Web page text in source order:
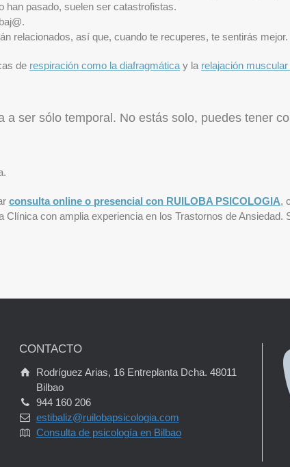
han pasado, suelen ser catastrofistas.
relacionados, así que, cuando te recuperes, te sentirás mejor.
de respiración como la diafragmática y la relajación
a ser sólo temporal. No estás solo, puedes tener
consulta online o presencial con RUILOBA PSICOLOGIA,
con amplia experiencia en los Trastornos de Ansiedad.
CONTACTO
Rodríguez Arias, 16 Entreplanta Dcha. 48011
Bilbao
944 160 206
estibaliz@ruilobapsicologia.com
Consulta de psicología en Bilbao